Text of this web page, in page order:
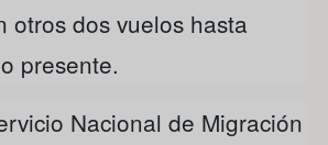
otros dos vuelos hasta
presente.
Nacional de Migración